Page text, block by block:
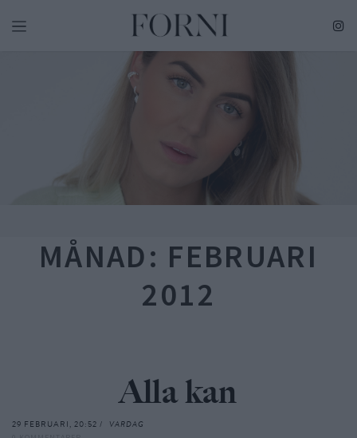
MÅNAD: FEBRUARI
2012
Alla kan
29 FEBRUARI, 20:52 / VARDAG